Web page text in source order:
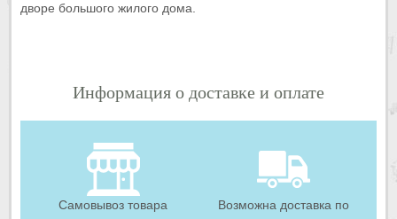
дворе большого жилого дома.
Информация о доставке и оплате
Самовывоз товара
Возможна доставка по